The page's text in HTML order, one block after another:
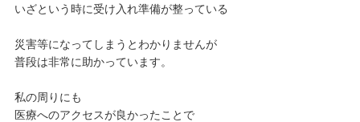
いざという時に受け入れ準備が整っている
災害等になってしまうとわかりませんが
普段は非常に助かっています。
私の周りにも
医療へのアクセスが良かったことで